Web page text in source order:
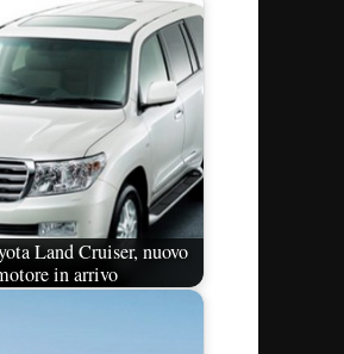
Land Cruiser, nuovo
in arrivo